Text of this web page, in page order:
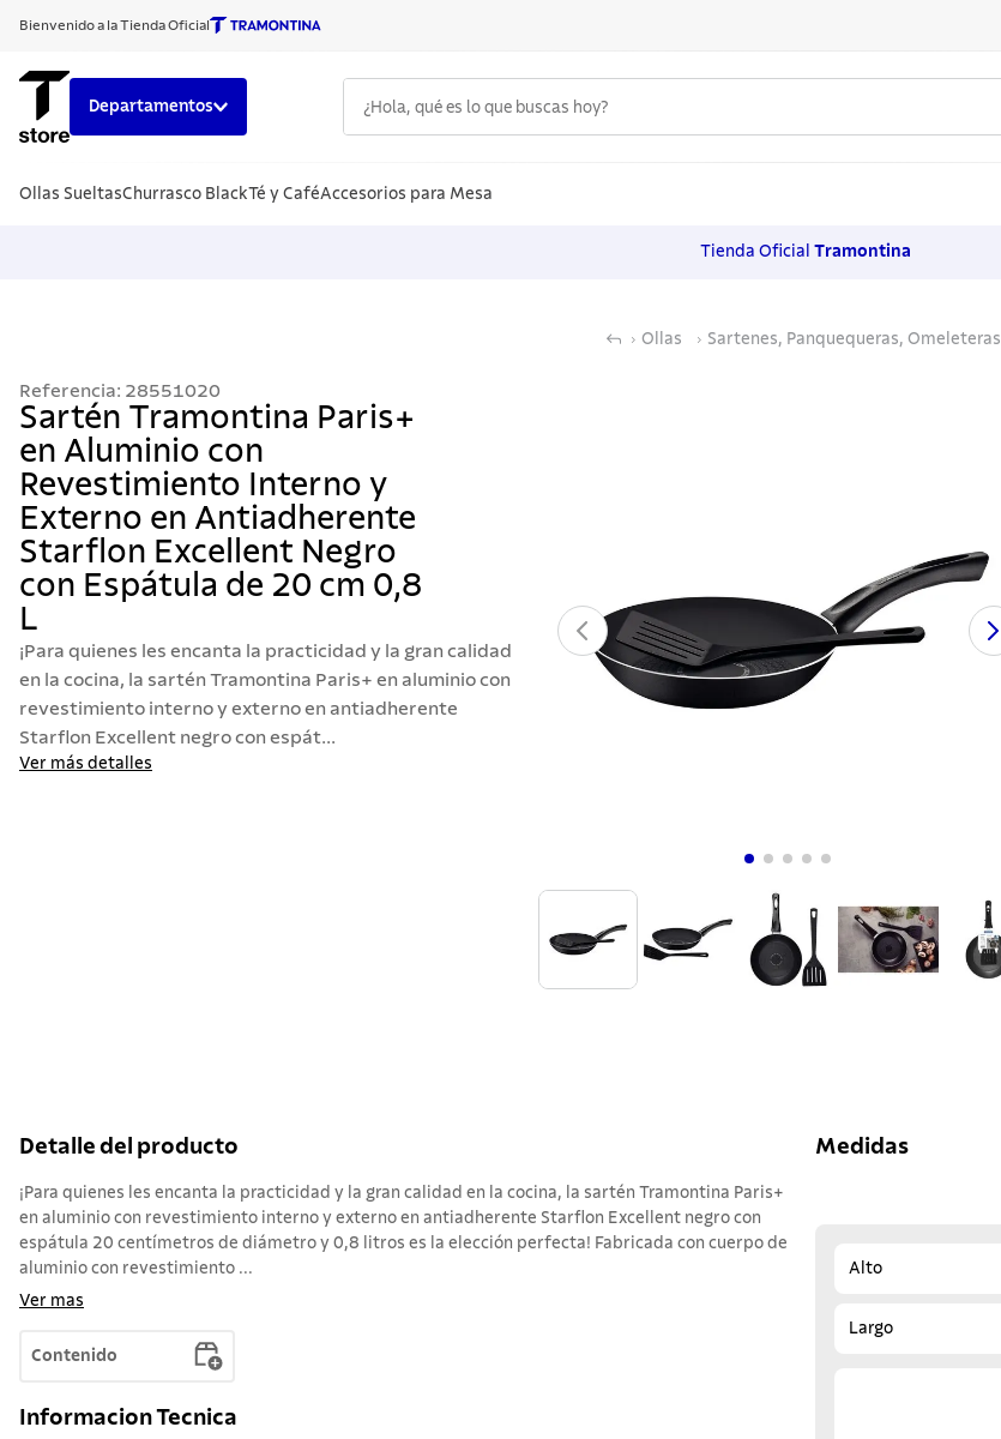
Bienvenido a la Tienda Oficial
Departamentos
Ollas SueltasChurrasco BlackTé y CaféAccesorios para Mesa
Tienda Oficial Tramontina
Ollas Sartenes, Panquequeras, Omeleteras
Referencia: 28551020
Sartén Tramontina Paris+
en Aluminio con
Revestimiento Interno y
Externo en Antiadherente
Starflon Excellent Negro
con Espátula de 20 cm 0,8
L
¡Para quienes les encanta la practicidad y la gran calidad
en la cocina, la sartén Tramontina Paris+ en aluminio con
revestimiento interno y externo en antiadherente
Starflon Excellent negro con espát...
Ver más detalles
Detalle del producto
¡Para quienes les encanta la practicidad y la gran calidad en la cocina, la sartén Tramontina Paris+
en aluminio con revestimiento interno y externo en antiadherente Starflon Excellent negro con
espátula 20 centímetros de diámetro y 0,8 litros es la elección perfecta! Fabricada con cuerpo de
aluminio con revestimiento ...
Ver mas
Contenido
Informacion Tecnica
Medidas
Alto
Largo
1.
cuchillos